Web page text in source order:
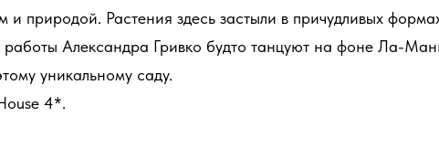
и природой. Растения здесь застыли в причудливых
работы Александра Гривко будто танцуют на фоне Ла-
уникальному саду.
4*.